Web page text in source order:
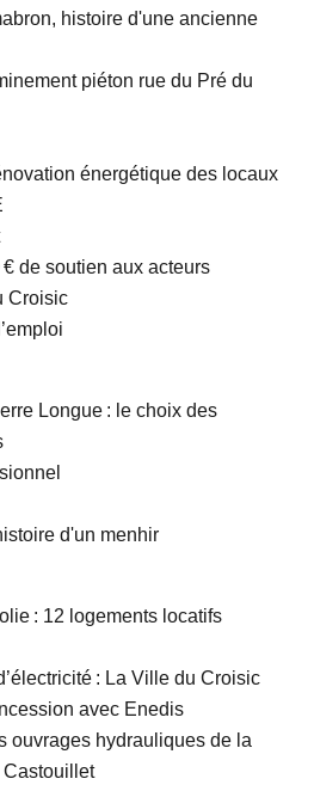
histoire d'une ancienne
piéton rue du Pré du
énergétique des locaux
de soutien aux acteurs
Croisic
Longue : le choix des
d'un menhir
: 12 logements locatifs
: La Ville du Croisic
avec Enedis
ouvrages hydrauliques de la